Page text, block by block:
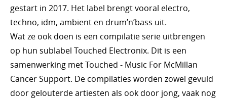
gestart in 2017. Het label brengt vooral electro,
techno, idm, ambient en drum’n’bass uit.
Wat ze ook doen is een compilatie serie uitbrengen
op hun sublabel Touched Electronix. Dit is een
samenwerking met Touched - Music For McMillan
Cancer Support. De compilaties worden zowel gevuld
door gelouterde artiesten als ook door jong, vaak nog